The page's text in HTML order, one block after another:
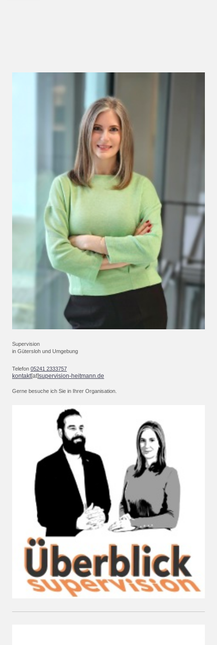
Supervision
in Gütersloh und Umgebung
Telefon 05241 2333757
kontakt[at]supervision-heitmann.de
Gerne besuche ich Sie in Ihrer Organisation.